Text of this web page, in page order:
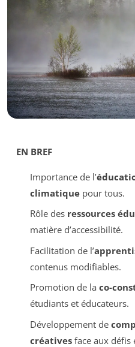
EN BREF
Importance de l’
climatiquepour tous.
Rôle des ressources
matière d’accessibilité.
Facilitation de l’
contenus modifiables.
Promotion de la co-
étudiants et éducateurs.
Développement de
créativesface aux défis